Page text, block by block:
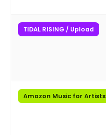
TIDAL RISING / Upload
Amazon Music for Artists